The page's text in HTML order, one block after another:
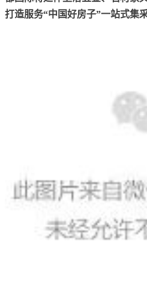
打造服务“中国好房子”一站式集